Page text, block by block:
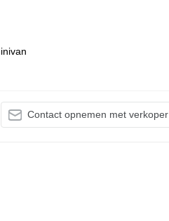
Contact opnemen met verkoper